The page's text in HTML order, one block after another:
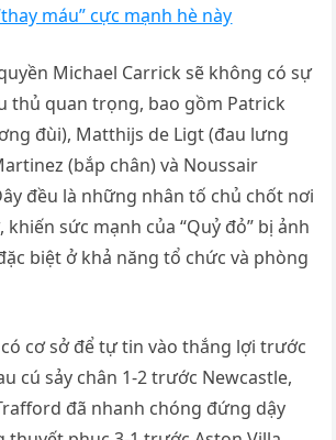
máu” cực mạnh hè này
Michael Carrick sẽ không có sự
thủ quan trọng, bao gồm Patrick
đùi), Matthijs de Ligt (đau lưng
(bắp chân) và Noussair
đều là những nhân tố chủ chốt nơi
sức mạnh của “Quỷ đỏ” bị ảnh
biệt ở khả năng tổ chức và phòng
có cơ sở để tự tin vào thắng lợi trước
cú sảy chân 1-2 trước Newcastle,
đã nhanh chóng đứng dậy